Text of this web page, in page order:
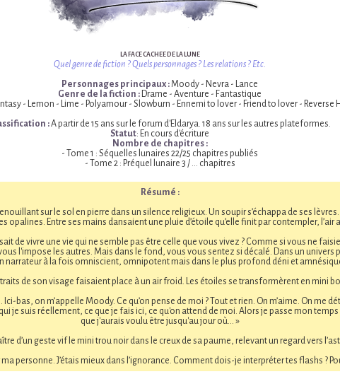
LA FACE CACHEE DE LA LUNE
Quel genre de fiction ? Quels personnages ? Les relations ? Etc.
Personnages principaux : Moody - Nevra - Lance
Genre de la fiction : Drame - Aventure - Fantastique
- Lemon - Lime - Polyamour - Slowburn - Ennemi to lover - Friend to lover - Reverse
:A partir de 15 ans sur le forum d'Eldarya. 18 ans sur les autres plateformes.
Statut: En cours d'écriture
Nombre de chapitres :
- Tome 1 : Séquelles lunaires 22/25 chapitres publiés
- Tome 2 : Préquel lunaire 3 / ... chapitres
Résumé :
sur le sol en pierre dans un silence religieux. Un soupir s’échappa de ses
opalines. Entre ses mains dansaient une pluie d’étoile qu’elle finit par contempler, l’air
de vivre une vie qui ne semble pas être celle que vous vivez ? Comme si vous ne
l'impose les autres. Mais dans le fond, vous vous sentez si décalé. Dans un univers
narrateur à la fois omniscient, omnipotent mais dans le plus profond déni et
de son visage faisaient place à un air froid. Les étoiles se transformèrent en mini
Ici-bas, on m’appelle Moody. Ce qu’on pense de moi ? Tout et rien. On m’aime. On me
je suis réellement, ce que je fais ici, ce qu'on attend de moi. Alors je passe mon
que j'aurais voulu être jusqu'au jour où... »
d’un geste vif le mini trou noir dans le creux de sa paume, relevant un regard vers
personne. J’étais mieux dans l’ignorance. Comment dois-je interpréter tes flashs ?